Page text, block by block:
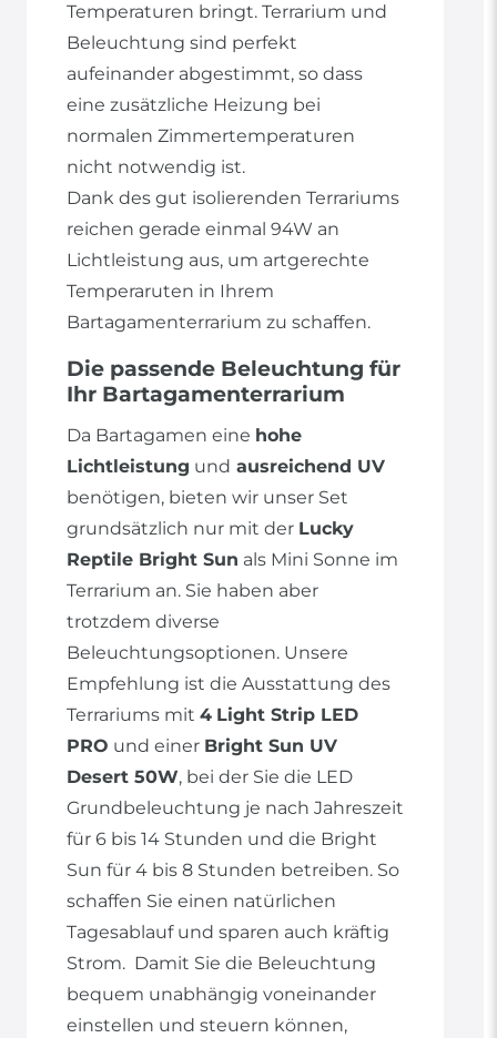
Temperaturen bringt. Terrarium und
Beleuchtung sind perfekt
aufeinander abgestimmt, so dass
eine zusätzliche Heizung bei
normalen Zimmertemperaturen
nicht notwendig ist.
Dank des gut isolierenden Terrariums
reichen gerade einmal 94W an
Lichtleistung aus, um artgerechte
Temperaruten in Ihrem
Bartagamenterrarium zu schaffen.
Die passende Beleuchtung für
Ihr Bartagamenterrarium
Da Bartagamen eine hohe
Lichtleistung und ausreichend UV
benötigen, bieten wir unser Set
grundsätzlich nur mit der Lucky
Reptile Bright Sun als Mini Sonne im
Terrarium an. Sie haben aber
trotzdem diverse
Beleuchtungsoptionen. Unsere
Empfehlung ist die Ausstattung des
Terrariums mit 4 Light Strip LED
PRO und einer Bright Sun UV
Desert 50W, bei der Sie die LED
Grundbeleuchtung je nach Jahreszeit
für 6 bis 14 Stunden und die Bright
Sun für 4 bis 8 Stunden betreiben. So
schaffen Sie einen natürlichen
Tagesablauf und sparen auch kräftig
Strom. Damit Sie die Beleuchtung
bequem unabhängig voneinander
einstellen und steuern können,